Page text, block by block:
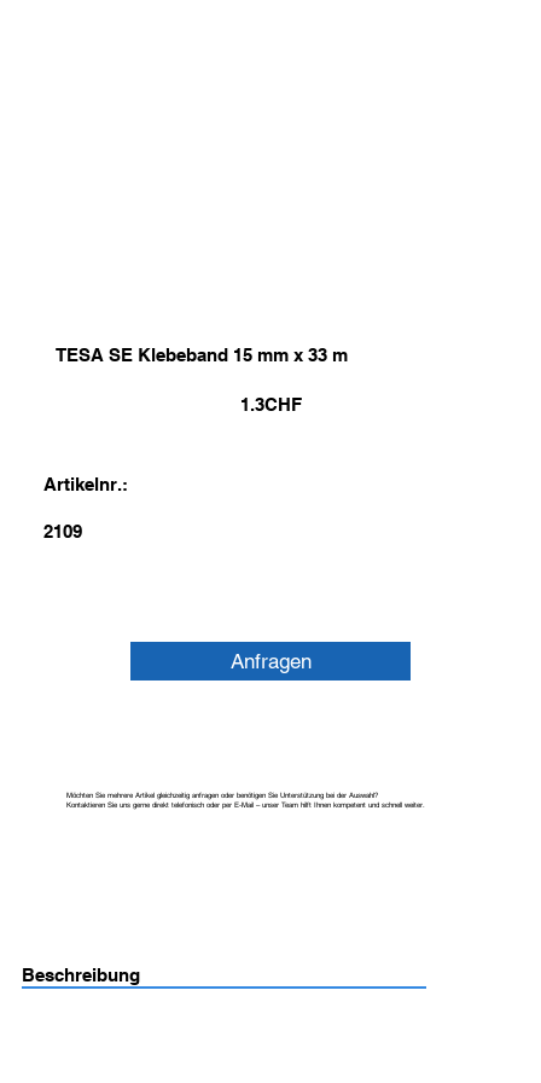
TESA SE Klebeband 15 mm x 33 m
1.3CHF
Artikelnr.:
2109
Anfragen
Möchten Sie mehrere Artikel gleichzeitig anfragen oder benötigen Sie Unterstützung bei der Auswahl?
Kontaktieren Sie uns gerne direkt telefonisch oder per E-Mail – unser Team hilft Ihnen kompetent und schnell weiter.
Beschreibung